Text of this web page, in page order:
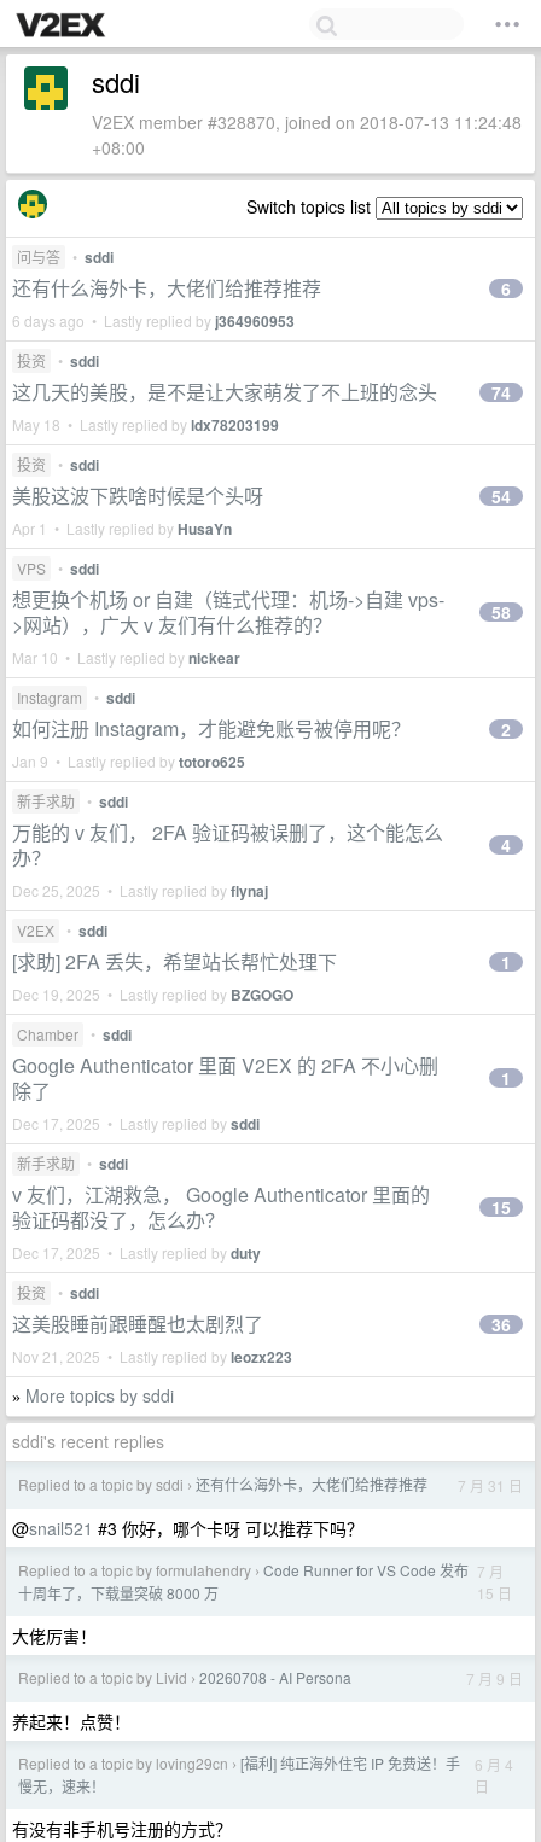
sddi
V2EX member #328870, joined on 2018-07-13 11:24:48
+08:00
Switch topics list
问与答 • sddi
还有什么海外卡，大佬们给推荐推荐
6 days ago • Lastly replied by j364960953
6
投资 • sddi
这几天的美股，是不是让大家萌发了不上班的念头
May 18 • Lastly replied byldx78203199
74
投资 • sddi
美股这波下跌啥时候是个头呀
Apr 1 • Lastly replied byHusaYn
54
VPS • sddi
想更换个机场 or 自建（链式代理：机场->自建 vps-
>网站），广大 v 友们有什么推荐的？
Mar 10 • Lastly replied bynickear
58
Instagram • sddi
如何注册 Instagram，才能避免账号被停用呢？
Jan 9 • Lastly replied bytotoro625
2
新手求助 • sddi
万能的 v 友们， 2FA 验证码被误删了，这个能怎么
办？
Dec 25, 2025 • Lastly replied byflynaj
4
V2EX • sddi
[求助] 2FA 丢失，希望站长帮忙处理下
Dec 19, 2025 • Lastly replied by BZGOGO
1
Chamber • sddi
Google Authenticator 里面 V2EX 的 2FA 不小心删
除了
Dec 17, 2025 • Lastly replied bysddi
1
新手求助 • sddi
v 友们，江湖救急， Google Authenticator 里面的
验证码都没了，怎么办？
Dec 17, 2025 • Lastly replied byduty
15
投资 • sddi
这美股睡前跟睡醒也太剧烈了
Nov 21, 2025 • Lastly replied byleozx223
36
» More topics by sddi
sddi's recent replies
Replied to a topic by sddi › 还有什么海外卡，大佬们给推荐推荐 7 月 31 日
@snail521 #3 你好，哪个卡呀 可以推荐下吗？
Replied to a topic by formulahendry › Code Runner for VS Code 发布
十周年了，下载量突破 8000 万
7 月
15 日
大佬厉害！
Replied to a topic by Livid › 20260708 - AI Persona 7 月 9 日
养起来！点赞！
Replied to a topic by loving29cn › [福利] 纯正海外住宅 IP 免费送！手
慢无，速来！
6 月 4
日
有没有非手机号注册的方式？